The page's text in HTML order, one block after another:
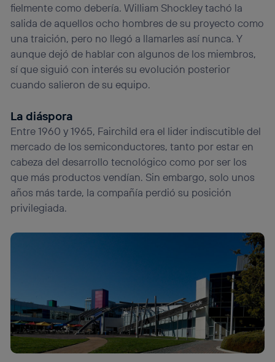
fielmente como debería. William Shockley tachó la
salida de aquellos ocho hombres de su proyecto como
una traición, pero no llegó a llamarles así nunca. Y
aunque dejó de hablar con algunos de los miembros,
sí que siguió con interés su evolución posterior
cuando salieron de su equipo.
La diáspora
Entre 1960 y 1965, Fairchild era el lider indiscutible del
mercado de los semiconductores, tanto por estar en
cabeza del desarrollo tecnológico como por ser los
que más productos vendían. Sin embargo, solo unos
años más tarde, la compañía perdió su posición
privilegiada.